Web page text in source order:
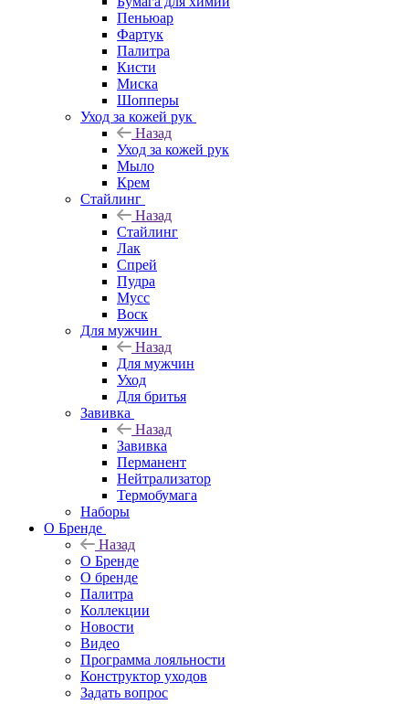
Пеньюар
Фартук
Палитра
Кисти
Миска
Шопперы
Уход за кожей рук
Назад
Уход за кожей рук
Мыло
Крем
Стайлинг
Назад
Стайлинг
Лак
Спрей
Пудра
Мусс
Воск
Для мужчин
Назад
Для мужчин
Уход
Для бритья
Завивка
Назад
Завивка
Перманент
Нейтрализатор
Термобумага
Наборы
О Бренде
Назад
О Бренде
О бренде
Палитра
Коллекции
Новости
Видео
Программа лояльности
Конструктор уходов
Задать вопрос